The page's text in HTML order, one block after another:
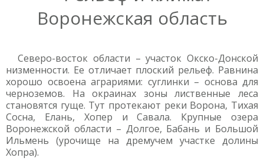
Воронежская область
Северо-восток области – участок Окско-Донской
низменности. Ее отличает плоский рельеф. Равнина
хорошо освоена аграриями: суглинки – основа для
черноземов. На окраинах зоны лиственные леса
становятся гуще. Тут протекают реки Ворона, Тихая
Сосна, Елань, Хопер и Савала. Крупные озера
Воронежской области – Долгое, Бабань и Большой
Ильмень (урочище на дремучем участке долины
Хопра).